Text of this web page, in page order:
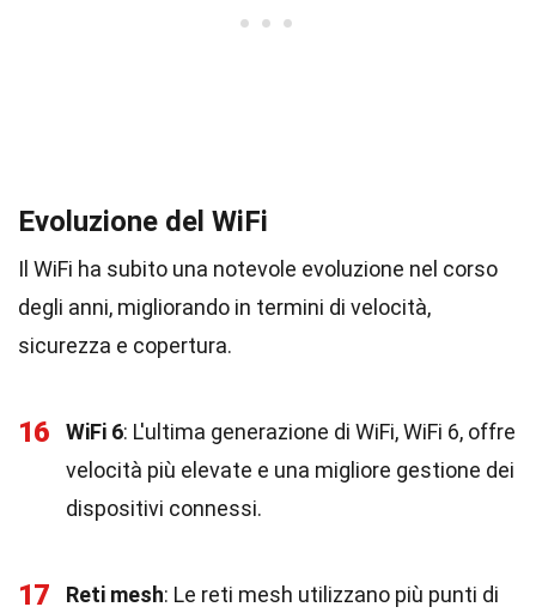
Evoluzione del WiFi
Il WiFi ha subito una notevole evoluzione nel corso
degli anni, migliorando in termini di velocità,
sicurezza e copertura.
16 WiFi 6: L'ultima generazione di WiFi, WiFi 6, offre
velocità più elevate e una migliore gestione dei
dispositivi connessi.
17 Reti mesh: Le reti mesh utilizzano più punti di